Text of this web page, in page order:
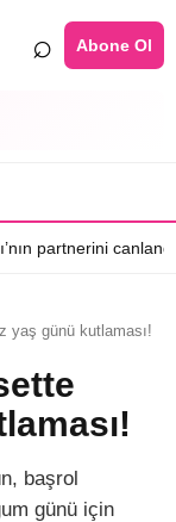
⌕ Abone Ol
•Daha
yaş günü kutlaması!
başrol
günü için